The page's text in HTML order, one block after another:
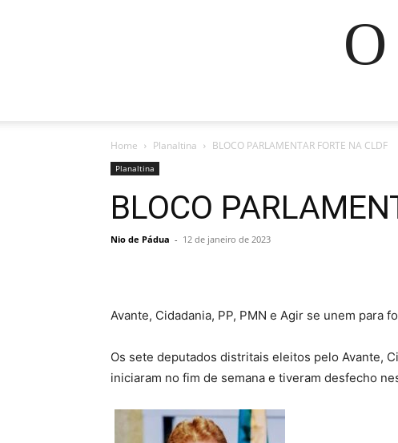
Home Planaltina BLOCO PARLAMENTAR FORTE NA CLDF
Planaltina
BLOCO
Nio de Pádua - 12 de janeiro de 2023
Avante, Cidadania, PP, PMN e Agir se unem para
Os sete deputados distritais eleitos pelo Avante,
iniciaram no fim de semana e tiveram desfecho